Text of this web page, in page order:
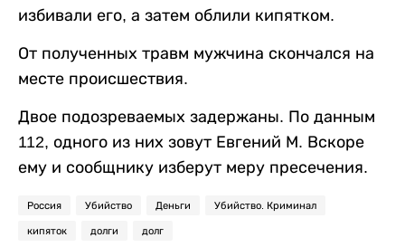
избивали его, а затем облили кипятком.
От полученных травм мужчина скончался на
месте происшествия.
Двое подозреваемых задержаны. По данным
112, одного из них зовут Евгений М. Вскоре
ему и сообщнику изберут меру пресечения.
Россия Убийство Деньги Убийство. Криминал
кипяток долги долг